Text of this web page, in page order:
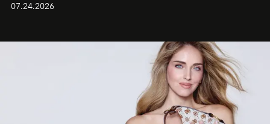
unsurlarından biri olarak öne çıkıyor.
07.24.2026